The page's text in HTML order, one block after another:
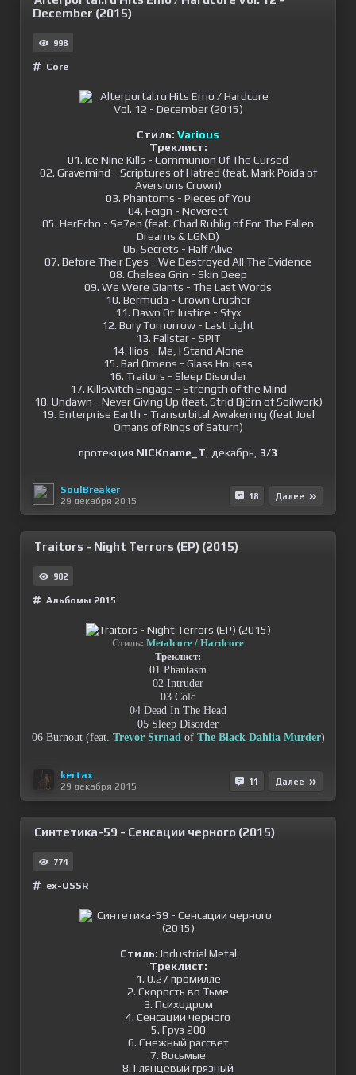
December (2015)
998
Сore
Стиль: Various
Треклист:
01. Ice Nine Kills - Communion Of The Cursed
02. Gravemind - Scriptures of Hatred (feat. Mark Poida of
Aversions Crown)
03. Phantoms - Pieces of You
04. Feign - Neverest
05. HerEcho - Se7en (feat. Chad Ruhlig of For The Fallen
Dreams & LGND)
06. Secrets - Half Alive
07. Before Their Eyes - We Destroyed All The Evidence
08. Chelsea Grin - Skin Deep
09. We Were Giants - The Last Words
10. Bermuda - Crown Crusher
11. Dawn Of Justice - Styx
12. Bury Tomorrow - Last Light
13. Fallstar - SPIT
14. Ilios - Me, I Stand Alone
15. Bad Omens - Glass Houses
16. Traitors - Sleep Disorder
17. Killswitch Engage - Strength of the Mind
18. Undawn - Never Giving Up (feat. Strid Björn of Soilwork)
19. Enterprise Earth - Transorbital Awakening (feat Joel
Omans of Rings of Saturn)
протекция NICKname_T , декабрь, 3/3
SoulBreaker
29 декабря 2015
18 Далее
Traitors - Night Terrors (EP) (2015)
902
Альбомы 2015
Стиль: Metalcore / Hardcore
Треклист:
01 Phantasm
02 Intruder
03 Cold
04 Dead In The Head
05 Sleep Disorder
06 Burnout (feat. Trevor Strnadof The Black Dahlia Murder)
kertax
29 декабря 2015
11 Далее
Cинтетика-59 - Сенсации черного (2015)
774
ex-USSR
Стиль: Industrial Metal
Треклист:
1. 0.27 промилле
2. Скорость во Тьме
3. Психодром
4. Сенсации черного
5. Груз 200
6. Снежный рассвет
7. Восьмые
8. Глянцевый грязный